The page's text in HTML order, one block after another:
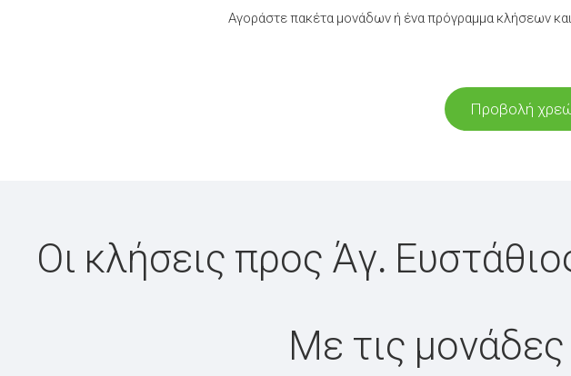
Αγοράστε πακέτα μονάδων ή ένα πρόγραμμα κλήσεων
Προβολή
Οι κλήσεις προς Άγ.
Με τις